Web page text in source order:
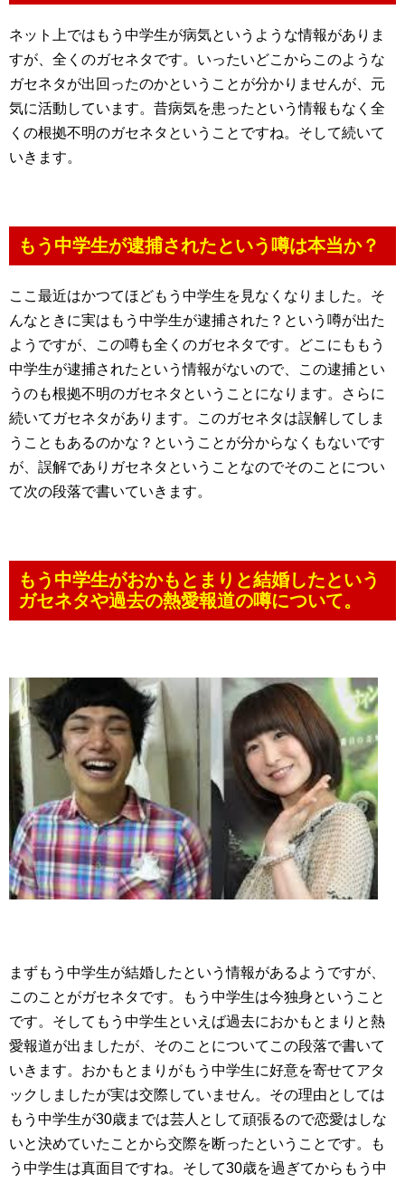
ネット上ではもう中学生が病気というような情報がありま
すが、全くのガセネタです。いったいどこからこのような
ガセネタが出回ったのかということが分かりませんが、元
気に活動しています。昔病気を患ったという情報もなく全
くの根拠不明のガセネタということですね。そして続いて
いきます。
もう中学生が逮捕されたという噂は本当か？
ここ最近はかつてほどもう中学生を見なくなりました。そ
んなときに実はもう中学生が逮捕された？という噂が出た
ようですが、この噂も全くのガセネタです。どこにももう
中学生が逮捕されたという情報がないので、この逮捕とい
うのも根拠不明のガセネタということになります。さらに
続いてガセネタがあります。このガセネタは誤解してしま
うこともあるのかな？ということが分からなくもないです
が、誤解でありガセネタということなのでそのことについ
て次の段落で書いていきます。
もう中学生がおかもとまりと結婚したという
ガセネタや過去の熱愛報道の噂について。
まずもう中学生が結婚したという情報があるようですが、
このことがガセネタです。もう中学生は今独身ということ
です。そしてもう中学生といえば過去におかもとまりと熱
愛報道が出ましたが、そのことについてこの段落で書いて
いきます。おかもとまりがもう中学生に好意を寄せてアタ
ックしましたが実は交際していません。その理由としては
もう中学生が30歳までは芸人として頑張るので恋愛はしな
いと決めていたことから交際を断ったということです。も
う中学生は真面目ですね。そして30歳を過ぎてからもう中